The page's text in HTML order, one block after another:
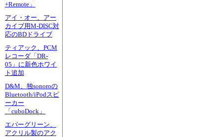
+Remote」
アイ・オー、アー
カイブ用M-DISC対
応のBDドライブ
ティアック、PCM
レコーダ「DR-
05」に新色ホワイ
ト追加
D&M、独sonoroの
Bluetooth/iPodスピ
ーカー
「cuboDock」
エバーグリーン、
アクリル製のアク